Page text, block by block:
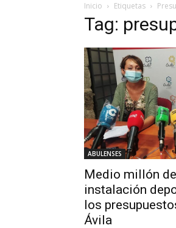
Inicio Etiquetas
Tag:
ABULENSES
Medio millón
instalación
los
Ávila